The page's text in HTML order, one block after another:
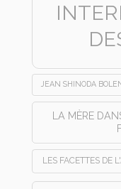
JEAN SHINODA
LA MÈRE
LES FACETTES DE